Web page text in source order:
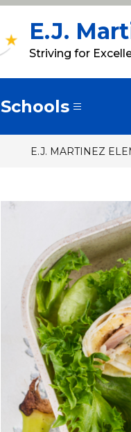
E.J.
Striving for
Schools
E.J. MARTINEZ